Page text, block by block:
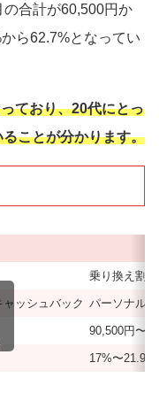
合計が60,500円か
ら62.7%となってい
ており、20代にとっ
ことが分かります。
乗り換え割
ッシュバック パーソナル
90,500円〜
17%〜21.9%